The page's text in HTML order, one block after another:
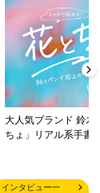
大人気ブランド 鈴木
ちょ」リアル系手書
インタビュー一